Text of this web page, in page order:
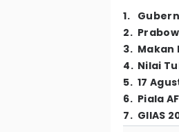
1.
2.
3. Makan
4. Nilai
5. 17
6. Piala
7. GIIAS